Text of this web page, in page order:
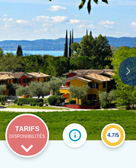
TARIFS
DISPONIBILITÉS 4.7/5